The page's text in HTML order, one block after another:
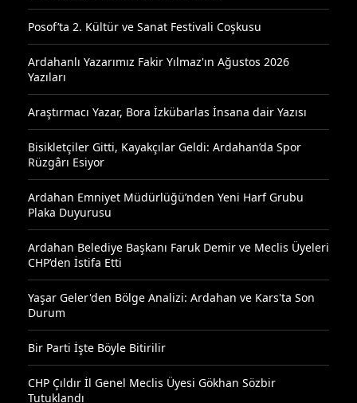
Posof’ta 2. Kültür ve Sanat Festivali Coşkusu
Ardahanlı Yazarımız Fakir Yılmaz'ın Ağustos 2026
Yazıları
Araştırmacı Yazar, Bora İzkübarlas İnsana dair Yazısı
Bisikletçiler Gitti, Kayakçılar Geldi: Ardahan’da Spor
Rüzgârı Esiyor
Ardahan Emniyet Müdürlüğü’nden Yeni Harf Grubu
Plaka Duyurusu
Ardahan Belediye Başkanı Faruk Demir ve Meclis Üyeleri
CHP’den İstifa Etti
Yaşar Geler'den Bölge Analizi: Ardahan ve Kars'ta Son
Durum
Bir Parti İşte Böyle Bitirilir
CHP Çıldır İl Genel Meclis Üyesi Gökhan Sözbir
Tutuklandı